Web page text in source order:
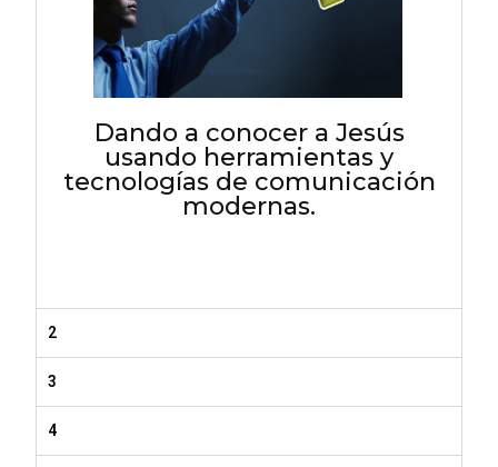
Dando a conocer a Jesús
usando herramientas y
tecnologías de comunicación
modernas.
2
3
4